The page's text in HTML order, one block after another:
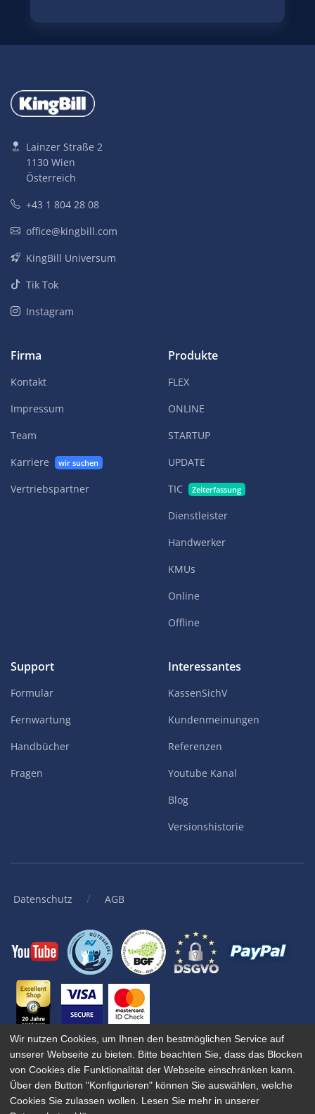
Lainzer Straße 2
1130 Wien
Österreich
+43 1 804 28 08
office@kingbill.com
KingBill Universum
Tik Tok
Instagram
Firma
Kontakt
Impressum
Team
Karriere
wir suchen
Vertriebspartner
Produkte
FLEX
ONLINE
STARTUP
UPDATE
TIC
Zeiterfassung
Dienstleister
Handwerker
KMUs
Online
Offline
Support
Formular
Fernwartung
Handbücher
Fragen
Interessantes
KassenSichV
Kundenmeinungen
Referenzen
Youtube Kanal
Blog
Versionshistorie
Datenschutz / AGB
© 2001-2026KingBill GmbH. Alle Rechte vorbehalten.
Wenn Sie unsere Websites, Dienste oder Tools besuchen oder mit
ihnen interagieren, verwenden wir oder unsere autorisierten
Wir nutzen Cookies, um Ihnen den bestmöglichen Service auf
unserer Webseite zu bieten. Bitte beachten Sie, dass das Blocken
von Cookies die Funktionalität der Webseite einschränken kann.
Über den Button "Konfigurieren" können Sie auswählen, welche
Cookies Sie zulassen wollen. Lesen Sie mehr in unserer